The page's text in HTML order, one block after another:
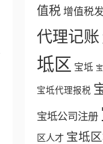
值税 增值税
代理记账
坻区 宝坻
宝坻代理报税
宝坻公司注册
区人才 宝坻